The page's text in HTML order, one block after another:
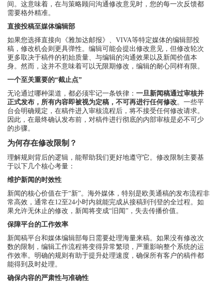
间。这意味着，在与策略顾问沟通修改意见时，您的每一次反馈都
需要格外精准。
直接投稿至媒体编辑部
如果您选择直接向《雅加达邮报》、VIVA等特定媒体的编辑部投
稿，修改机会则更具弹性。编辑可能会提出修改意见，但修改轮次
更多取决于稿件的初始质量、与编辑的沟通效果以及新闻价值本
身。然而，这并不意味着可以无限期修改，编辑的耐心同样有限。
一个至关重要的“截止点”
无论通过哪种渠道，都必须牢记一条铁律： 一旦新闻稿通过审核并
正式发布，所有内容即被视为定稿，不可再进行任何修改。一些平
台会明确规定，在稿件进入审核流程后，将不接受任何修改请求。
因此，在最终确认发布前，对稿件进行彻底的内部审核是必不可少
的步骤。
为何存在修改限制？
理解规则背后的逻辑，能帮助我们更好地遵守它。修改限制主要基
于以下几个核心考量：
维护新闻的时效性
新闻的核心价值在于“新”。海外媒体，特别是欧美通稿的发布流程非
常高效，通常在12至24小时内就能完成从接稿到刊登的全过程。如
果允许无休止的修改，新闻将变成“旧闻”，失去传播价值。
保障平台的工作效率
新闻稿平台和媒体编辑部每日需要处理海量来稿。如果没有修改次
数的限制，编辑工作流程将变得异常繁琐，严重影响整个系统的运
作效率。明确的规则有助于提升处理速度，确保所有客户的稿件都
能得到及时处理。
确保内容的严肃性与准确性